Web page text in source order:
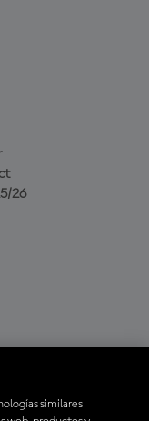
26
similares